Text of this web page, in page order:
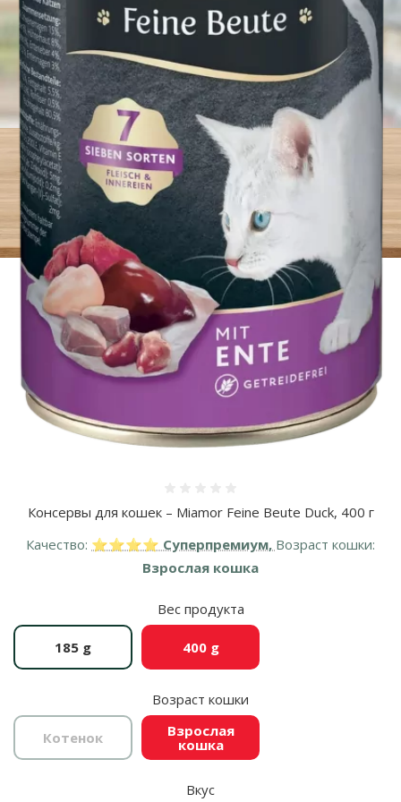
Консервы для кошек – Miamor Feine Beute Duck, 400 г
Качество: ⭐⭐⭐⭐ Суперпремиум, Возраст кошки:
Взрослая кошка
Вес продукта
185 g 400 g
Возраст кошки
Котенок
Взрослая
кошка
Вкус